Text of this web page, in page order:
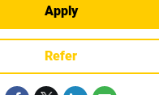
Apply
Refer